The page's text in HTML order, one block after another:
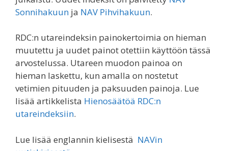
Sonnihakuun ja NAV Pihvihakuun.
RDC:n utareindeksin painokertoimia on hieman
muutettu ja uudet painot otettiin käyttöön tässä
arvostelussa. Utareen muodon painoa on
hieman laskettu, kun amalla on nostetut
vetimien pituuden ja paksuuden painoja. Lue
lisää artikkelista Hienosäätöä RDC:n
utareindeksiin.
Lue lisää englannin kielisestä NAVin